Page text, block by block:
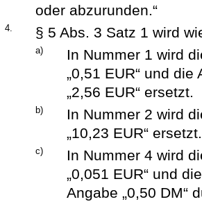
oder abzurunden.“
4. § 5 Abs. 3 Satz 1 wird
a)
In Nummer 1 wird
„0,51 EUR“ und die
„2,56 EUR“ ersetzt.
b)
In Nummer 2 wird
„10,23 EUR“ ersetzt.
c)
In Nummer 4 wird
„0,051 EUR“ und die
Angabe „0,50 DM“